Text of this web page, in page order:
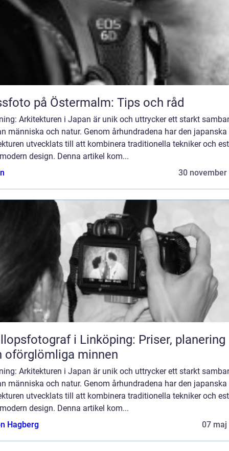
på Östermalm: Tips och råd
Arkitekturen i Japan är unik och uttrycker ett starkt
människa och natur. Genom århundradena har den japanska
utvecklats till att kombinera traditionella tekniker och
design. Denna artikel kom...
30 november
i Linköping: Priser, planering
oförglömliga minnen
Arkitekturen i Japan är unik och uttrycker ett starkt
människa och natur. Genom århundradena har den japanska
utvecklats till att kombinera traditionella tekniker och
design. Denna artikel kom...
Hagberg
07 maj